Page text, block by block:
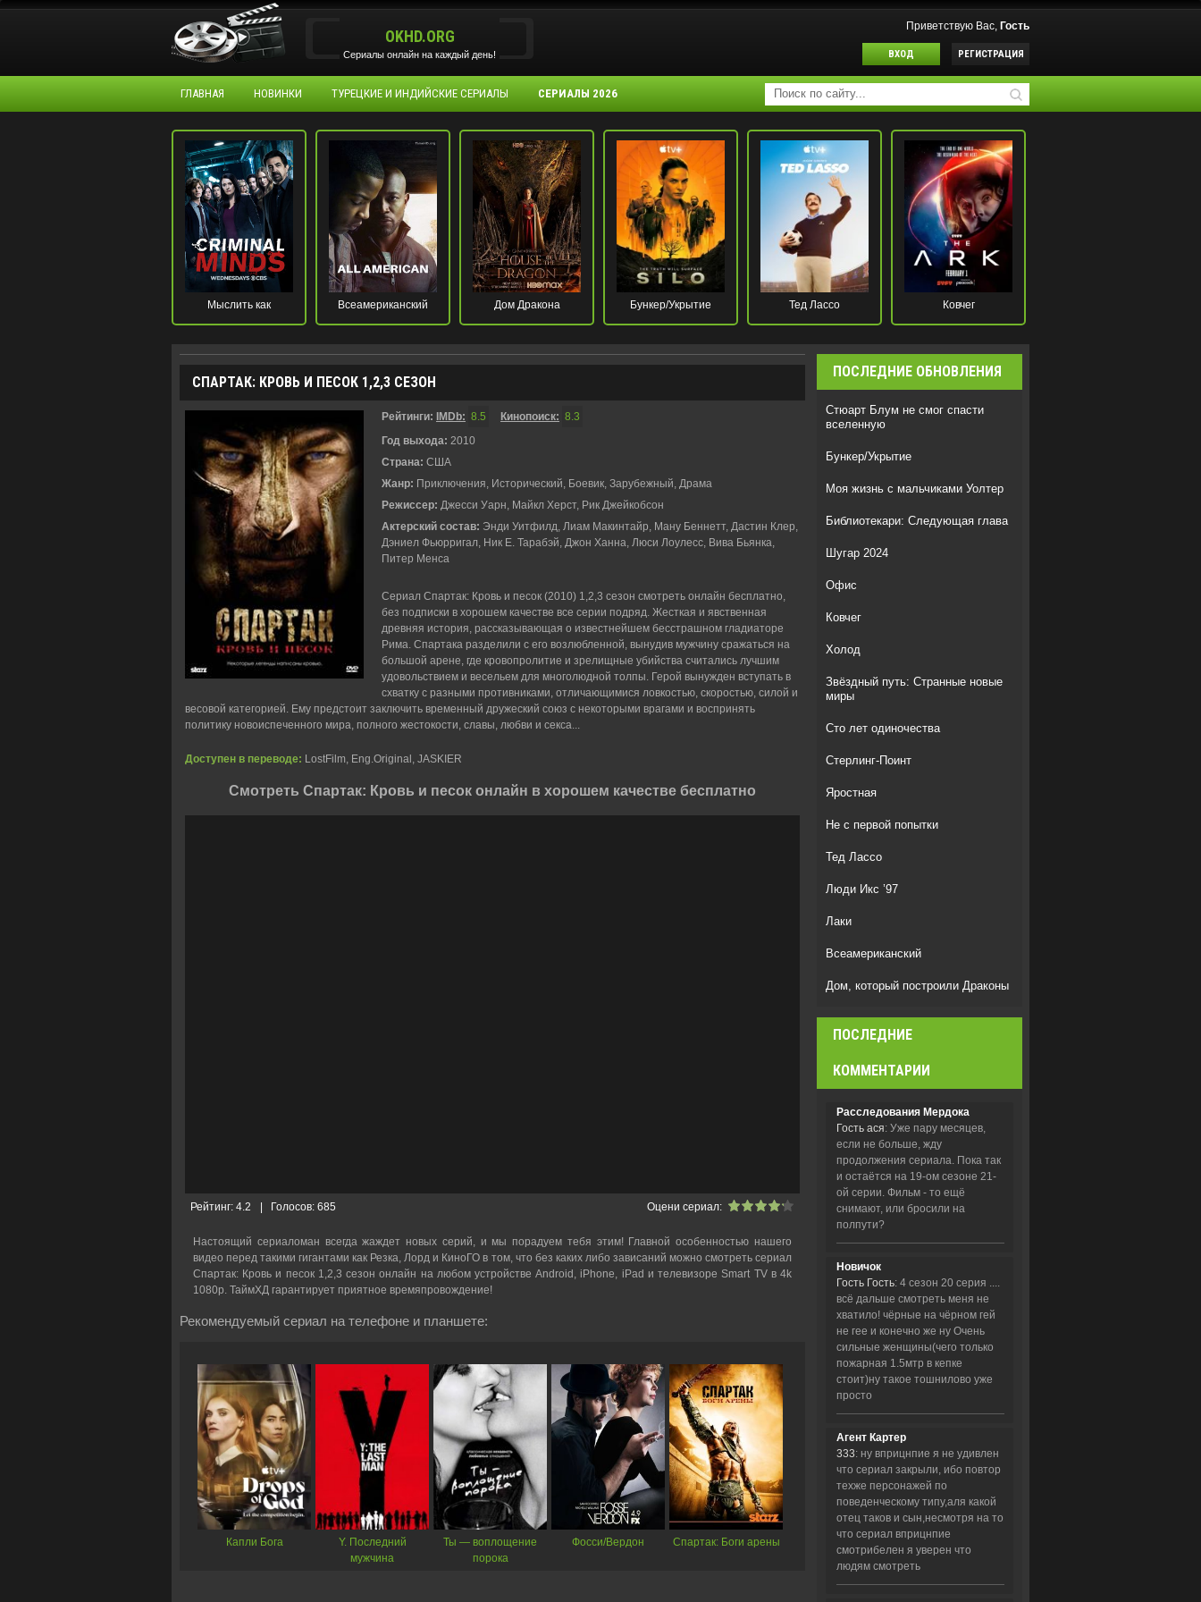
OKHD.ORG
Сериалы онлайн на каждый день!
Приветствую Вас, Гость
ВХОД РЕГИСТРАЦИЯ
ГЛАВНАЯ НОВИНКИ ТУРЕЦКИЕ И ИНДИЙСКИЕ СЕРИАЛЫ СЕРИАЛЫ 2026
Мыслить как
преступник
Всеамериканский Дом Дракона Бункер/Укрытие Тед Лассо Ковчег
СПАРТАК: КРОВЬ И ПЕСОК 1,2,3 СЕЗОН
Рейтинги: IMDb: 8.5 Кинопоиск: 8.3
Год выхода: 2010
Страна: США
Жанр: Приключения, Исторический, Боевик, Зарубежный, Драма
Режиссер: Джесси Уарн, Майкл Херст, Рик Джейкобсон
Актерский состав: Энди Уитфилд, Лиам Макинтайр, Ману Беннетт, Дастин Клер,
Дэниел Фьюрригал, Ник Е. Тарабэй, Джон Ханна, Люси Лоулесс, Вива Бьянка,
Питер Менса
Сериал Спартак: Кровь и песок (2010) 1,2,3 сезон смотреть онлайн бесплатно,
без подписки в хорошем качестве все серии подряд. Жесткая и явственная
древняя история, рассказывающая о известнейшем бесстрашном гладиаторе
Рима. Спартака разделили с его возлюбленной, вынудив мужчину сражаться на
большой арене, где кровопролитие и зрелищные убийства считались лучшим
удовольствием и весельем для многолюдной толпы. Герой вынужден вступать в
схватку с разными противниками, отличающимися ловкостью, скоростью, силой и
весовой категорией. Ему предстоит заключить временный дружеский союз с некоторыми врагами и воспринять
политику новоиспеченного мира, полного жестокости, славы, любви и секса...
Доступен в переводе: LostFilm, Eng.Original, JASKIER
Смотреть Спартак: Кровь и песок онлайн в хорошем качестве бесплатно
Оцени сериал:
Рейтинг: 4.2 Голосов:685
Настоящий сериаломан всегда жаждет новых серий, и мы порадуем тебя этим! Главной особенностью нашего
видео перед такими гигантами как Резка, Лорд и КиноГО в том, что без каких либо зависаний можно смотреть cериал
Спартак: Кровь и песок 1,2,3 сезон онлайн на любом устройстве Android, iPhone, iPad и телевизоре Smart TV в 4k
1080p. ТаймХД гарантирует приятное времяпровождение!
Рекомендуемый сериал на телефоне и планшете:
Капли Бога
Y. Последний
мужчина
Ты — воплощение
порока
Фосси/Вердон Спартак: Боги арены
ПОСЛЕДНИЕ ОБНОВЛЕНИЯ
Стюарт Блум не смог спасти
вселенную
Бункер/Укрытие
Моя жизнь с мальчиками Уолтер
Библиотекари: Следующая глава
Шугар 2024
Офис
Ковчег
Холод
Звёздный путь: Странные новые
миры
Сто лет одиночества
Стерлинг-Поинт
Яростная
Не с первой попытки
Тед Лассо
Люди Икс ’97
Лаки
Всеамериканский
Дом, который построили Драконы
Дом Дракона
ПОСЛЕДНИЕ
КОММЕНТАРИИ
Расследования Мердока
Гость ася: Уже пару месяцев,
если не больше, жду
продолжения сериала. Пока так
и остаётся на 19-ом сезоне 21-
ой серии. Фильм - то ещё
снимают, или бросили на
полпути?
Новичок
Гость Гость: 4 сезон 20 серия ....
всё дальше смотреть меня не
хватило! чёрные на чёрном гей
не гее и конечно же ну Очень
сильные женщины(чего только
пожарная 1.5мтр в кепке
стоит)ну такое тошнилово уже
просто
Агент Картер
333: ну вприцнпие я не удивлен
что сериал закрыли, ибо повтор
техже персонажей по
поведенческому типу,аля какой
отец таков и сын,несмотря на то
что сериал вприцнпие
смотрибелен я уверен что
людям смотреть